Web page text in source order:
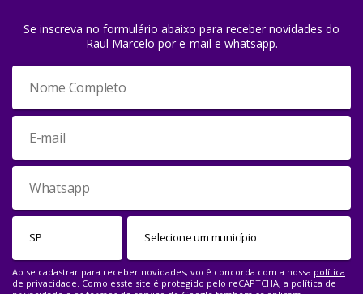
Se inscreva no formulário abaixo para receber novidades do
Raul Marcelo por e-mail e whatsapp.
Ao se cadastrar para receber novidades, você concorda com a nossa política
de privacidade. Como esste site é protegido pelo reCAPTCHA, a política de